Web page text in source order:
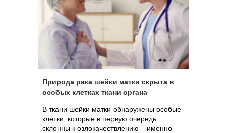
Природа рака шейки матки скрыта в
особых клетках ткани органа
В ткани шейки матки обнаружены особые
клетки, которые в первую очередь
склонны к озлокачествлению – именно